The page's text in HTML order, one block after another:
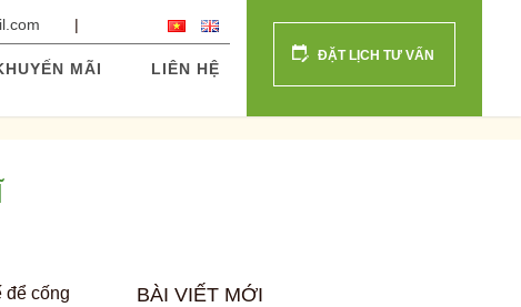
MÃI LIÊN HỆ
ĐẶT LỊCH TƯ VẤN
để cống
BÀI VIẾT MỚI